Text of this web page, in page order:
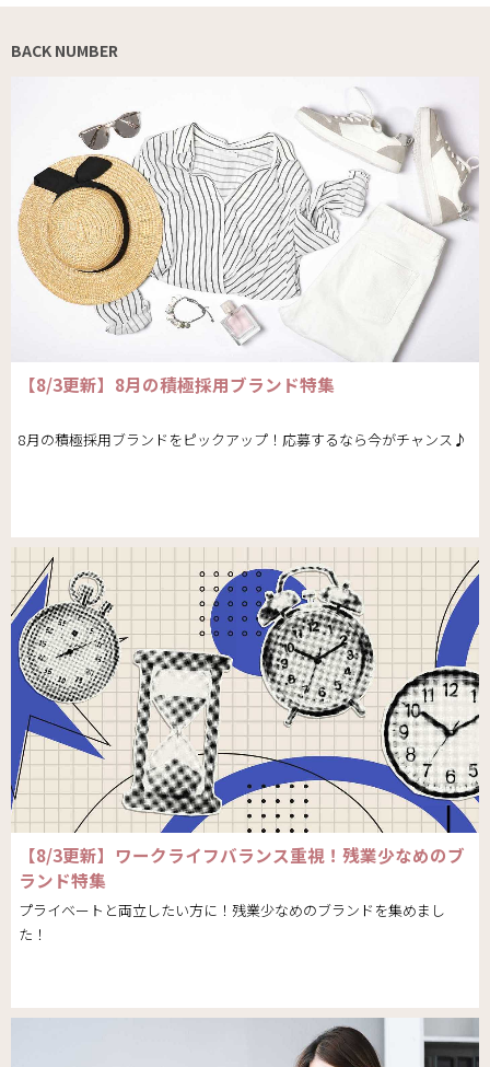
BACK NUMBER
【8/3更新】8月の積極採用ブランド特集
8月の積極採用ブランドをピックアップ！応募するなら今がチャンス♪
【8/3更新】ワークライフバランス重視！残業少なめのブ
ランド特集
プライベートと両立したい方に！残業少なめのブランドを集めまし
た！